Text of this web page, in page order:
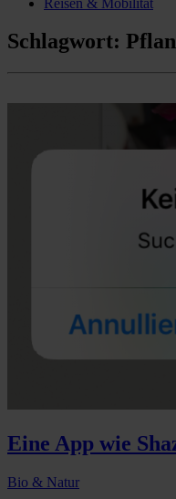
Schlagwort:
Eine App wie
Bio & Natur